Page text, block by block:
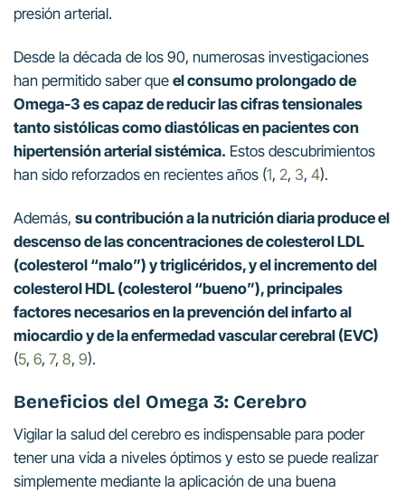
presión arterial.
Desde la década de los 90, numerosas investigaciones
han permitido saber que el consumo prolongado de
Omega-3 es capaz de reducir las cifras tensionales
tanto sistólicas como diastólicas en pacientes con
hipertensión arterial sistémica. Estos descubrimientos
han sido reforzados en recientes años (1, 2, 3, 4).
Además, su contribución a la nutrición diaria produce el
descenso de las concentraciones de colesterol LDL
(colesterol “malo”) y triglicéridos, y el incremento del
colesterol HDL (colesterol “bueno”), principales
factores necesarios en la prevención del infarto al
miocardio y de la enfermedad vascular cerebral (EVC)
(5, 6, 7, 8, 9).
Beneficios del Omega 3: Cerebro
Vigilar la salud del cerebro es indispensable para poder
tener una vida a niveles óptimos y esto se puede realizar
simplemente mediante la aplicación de una buena